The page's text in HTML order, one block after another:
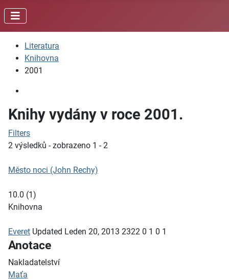
Literatura
Knihovna
2001
Knihy vydány v roce 2001.
Filters
2 výsledků - zobrazeno 1 - 2
Město noci (John Rechy)
10.0 (1)
Knihovna
Everet Updated Leden 20, 2013 2322 0 1 0 1
Anotace
Nakladatelství
Maťa